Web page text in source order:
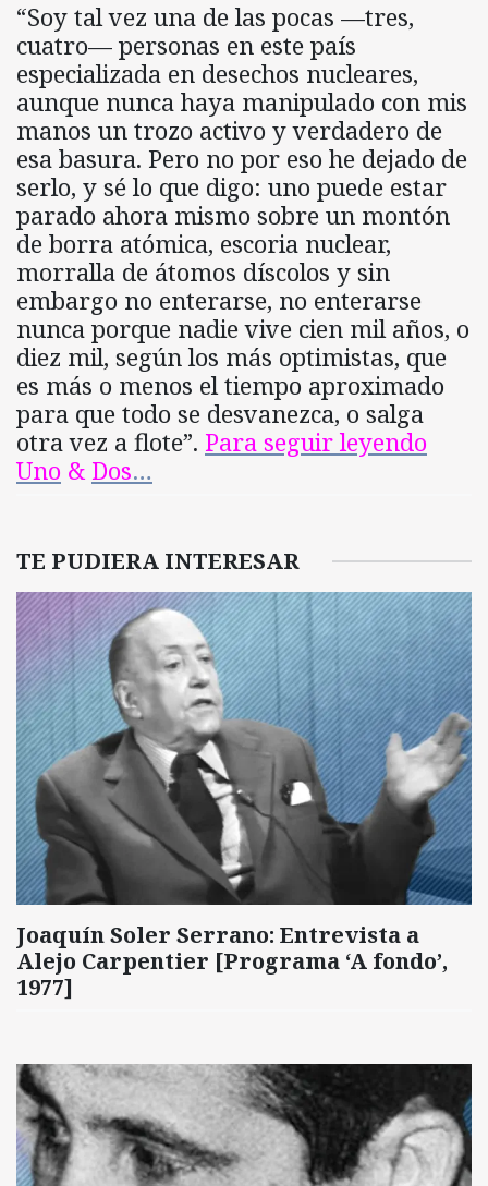
“Soy tal vez una de las pocas —tres,
cuatro— personas en este país
especializada en desechos nucleares,
aunque nunca haya manipulado con mis
manos un trozo activo y verdadero de
esa basura. Pero no por eso he dejado de
serlo, y sé lo que digo: uno puede estar
parado ahora mismo sobre un montón
de borra atómica, escoria nuclear,
morralla de átomos díscolos y sin
embargo no enterarse, no enterarse
nunca porque nadie vive cien mil años, o
diez mil, según los más optimistas, que
es más o menos el tiempo aproximado
para que todo se desvanezca, o salga
otra vez a flote”. Para seguir leyendo
Uno & Dos…
TE PUDIERA INTERESAR
Joaquín Soler Serrano: Entrevista a
Alejo Carpentier [Programa ‘A fondo’,
1977]